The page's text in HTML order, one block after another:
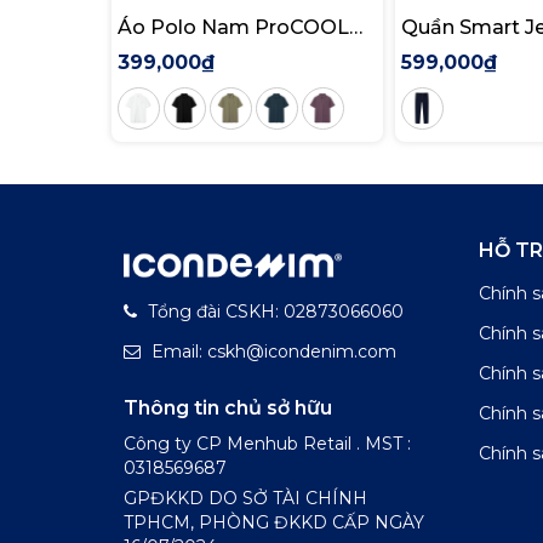
Áo Polo Nam ProCOOL
New Gen Seam Sealing
Form Slim Fit
399,000₫
Quần Smart
Siêu Co Dãn
Indigo Form
599,000₫
Tổng đài CSKH: 02873066060
Email: cskh@icondenim.com
Thông tin chủ sở hữu
Công ty CP Menhub Retail . MST :
0318569687
GPĐKKD DO SỞ TÀI CHÍNH
TPHCM, PHÒNG ĐKKD CẤP NGÀY
HỖ
Chính
Chính
Chính
Chính
Chính